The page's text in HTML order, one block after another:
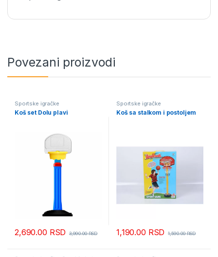
Povezani proizvodi
Sportske igračke
Koš set Dolu plavi
2,690.00 RSD 3,990.00RSD
Sportske igračke
Koš sa stalkom i postoljem
1,190.00 RSD 1,590.00RSD